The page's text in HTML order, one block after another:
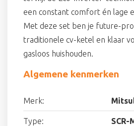
een constant comfort én lage
Met deze set ben je future-
traditionele cv-ketel en klaar
gasloos huishouden.
Algemene kenmerken
Merk:
Type: SCR-